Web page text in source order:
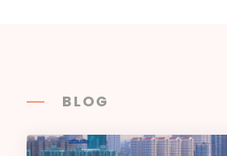
BLOG